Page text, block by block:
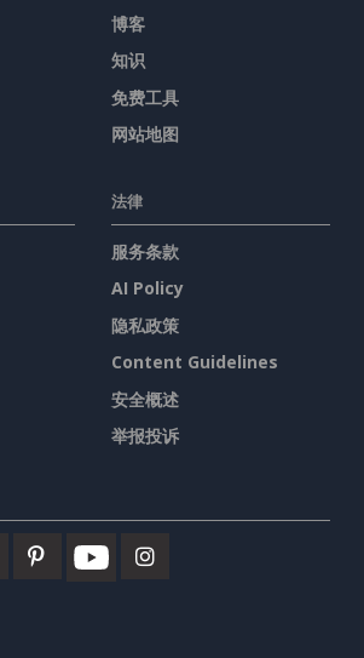
博客
知识
免费工具
网站地图
法律
服务条款
AI Policy
隐私政策
Content Guidelines
安全概述
举报投诉